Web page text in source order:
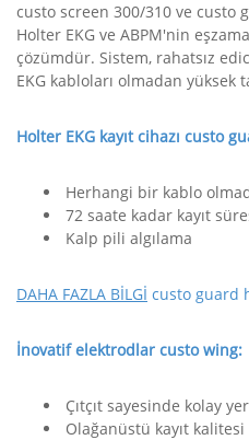
custo screen 300/310 ve custo
Holter EKG ve ABPM'nin
çözümdür. Sistem, rahatsız
EKG kabloları olmadan yüksek
Holter EKG kayıt cihazı custo
Herhangi bir kablo
72 saate kadar kayıt
Kalp pili algılama
DAHA FAZLA BİLGİ custo guard
İnovatif elektrodlar custo wing:
Çıtçıt sayesinde kolay
Olağanüstü kayıt